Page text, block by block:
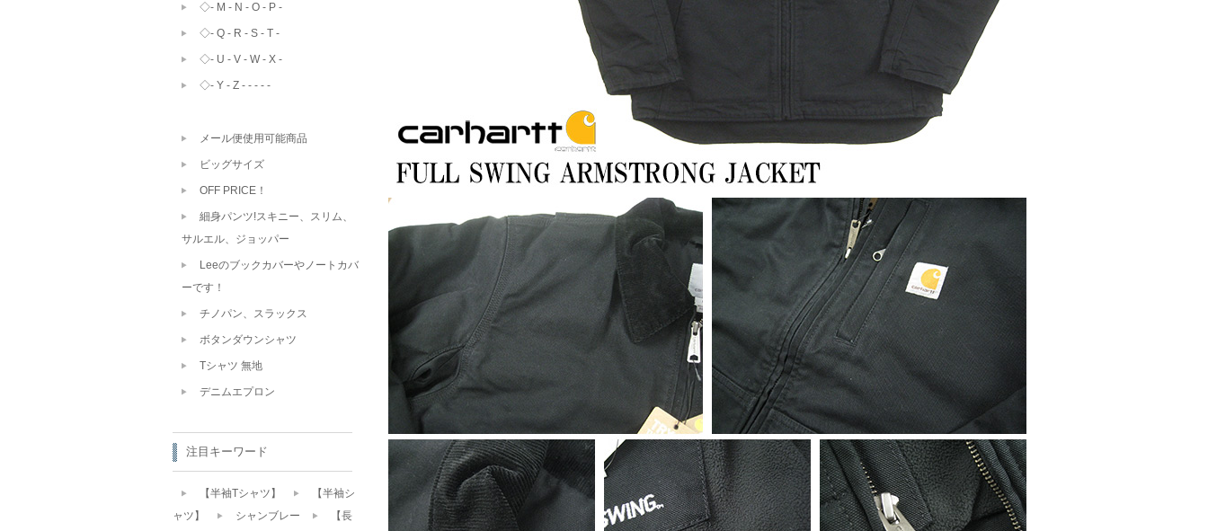
◇- M - N - O - P -
◇- Q - R - S - T -
◇- U - V - W - X -
◇- Y - Z - - - - -
メール便使用可能商品
ビッグサイズ
OFF PRICE！
細身パンツ!スキニー、スリム、
サルエル、ジョッパー
Leeのブックカバーやノートカバ
ーです！
チノパン、スラックス
ボタンダウンシャツ
Tシャツ 無地
デニムエプロン
注目キーワード
【半袖Tシャツ】
【半袖シ
ャツ】
シャンブレー
【長